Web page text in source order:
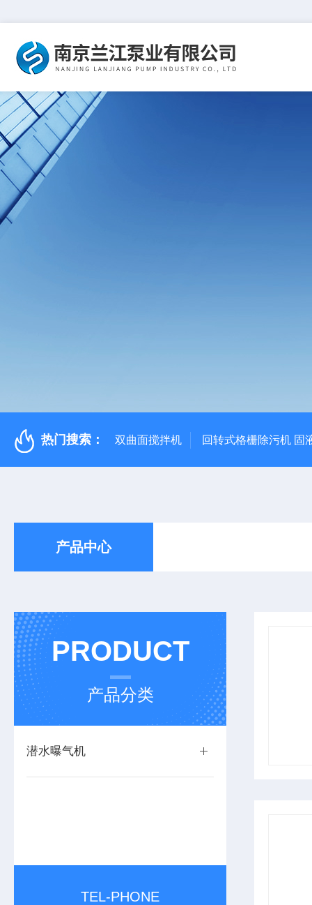
热门搜索： 双曲面搅拌机 回转式格栅除污机 固
产品中心
PRODUCT
产品分类
潜水曝气机
TEL-PHONE